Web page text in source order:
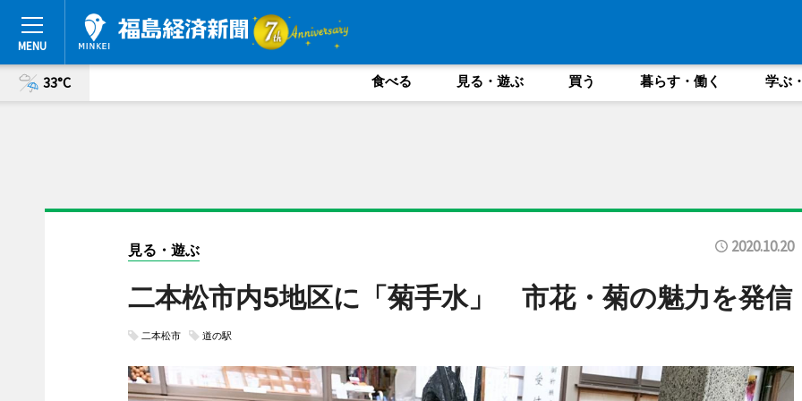
33°C 食べる 見る・遊ぶ 買う 暮らす・働く 学ぶ
見る・遊ぶ 2020.10.20
二本松市内5地区に「菊手水」 市花・菊の魅力を発信
二本松市 道の駅